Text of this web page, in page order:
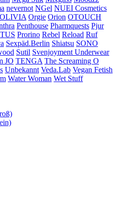
nevernot NGel NUEI Cosmetics
OLIVIA Orgie Orion OTOUCH
Penthouse Pharmquests Pjur
Prorino Rebel Reload Ruf
Sexpäd.Berlin Shiatsu SONO
Sutil Svenjoyment Underwear
JO TENGA The Screaming O
Unbekannt Veda.Lab Vegan Fetish
Water Woman Wet Stuff